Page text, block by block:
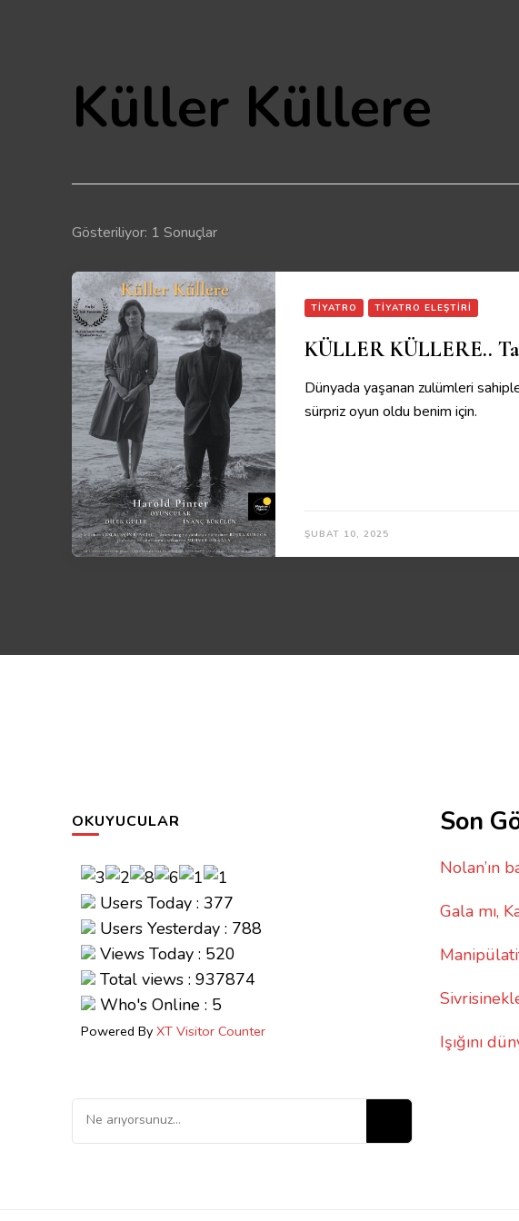
Küller Küllere
Gösteriliyor: 1 Sonuçlar
TIYATRO TIYATRO ELEŞTIRI
KÜLLER KÜLLERE..
Dünyada yaşanan zulümleri
sürpriz oyun oldu benim için.
ŞUBAT 10, 2025
OKUYUCULAR
Users Today : 377
Users Yesterday : 788
Views Today : 520
Total views : 937874
Who's Online : 5
Powered By XT Visitor Counter
Bir
şey
Son
Nolan’ın
Gala mı,
Işığını